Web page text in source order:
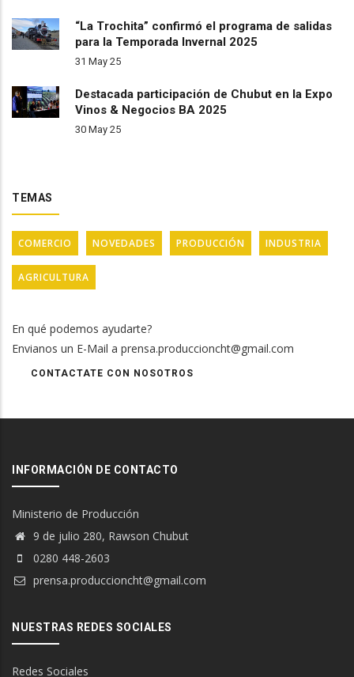
“La Trochita” confirmó el programa de salidas
para la Temporada Invernal 2025
31 May 25
Destacada participación de Chubut en la Expo
Vinos & Negocios BA 2025
30 May 25
TEMAS
COMERCIO NOVEDADES PRODUCCIÓN INDUSTRIA
AGRICULTURA
En qué podemos ayudarte?
Envianos un E-Mail a prensa.produccioncht@gmail.com
CONTACTATE CON NOSOTROS
INFORMACIÓN DE CONTACTO
Ministerio de Producción
9 de julio 280, Rawson Chubut
0280 448-2603
prensa.produccioncht@gmail.com
NUESTRAS REDES SOCIALES
Redes Sociales